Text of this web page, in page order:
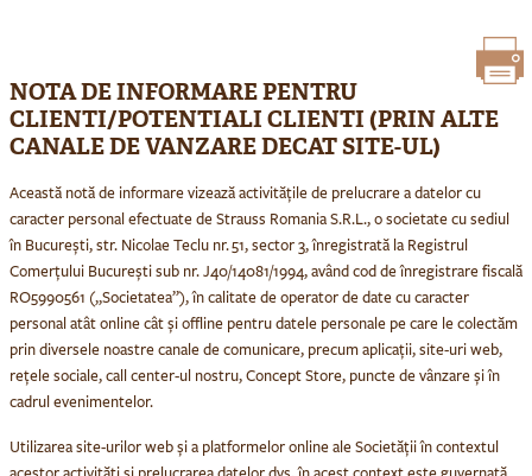
NOTA DE INFORMARE PENTRU
CLIENTI/POTENTIALI CLIENTI (PRIN ALTE
CANALE DE VANZARE DECAT SITE-UL)
Această notă de informare vizează activitățile de prelucrare a datelor cu
caracter personal efectuate deStrauss Romania S.R.L., o societate cu sediul
în București, str. Nicolae Teclu nr. 51, sector 3, înregistrată la Registrul
Comerțului București sub nr. J40/14081/1994, având cod de înregistrare fiscală
RO5990561 („Societatea”), în calitate de operator de date cu caracter
personal atât online cât și offline pentru datele personale pe care le colectăm
prin diversele noastre canale de comunicare, precum aplicații, site-uri web,
rețele sociale, call center-ul nostru, Concept Store, puncte de vânzare și în
cadrul evenimentelor.
Utilizarea site-urilor web și a platformelor online ale Societății în contextul